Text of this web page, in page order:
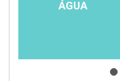
ÁGUA